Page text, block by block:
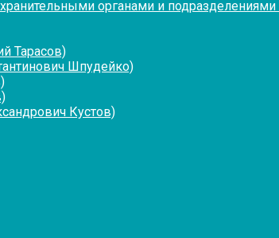
органами и
Тарасов)
Шпудейко)
Кустов)